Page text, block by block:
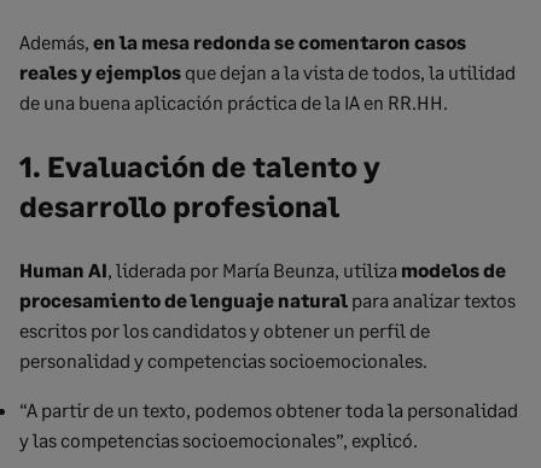
Además, en la mesa redonda se comentaron casos
reales y ejemplos que dejan a la vista de todos, la utilidad
de una buena aplicación práctica de la IA en RR.HH.
1. Evaluación de talento y
desarrollo profesional
Human AI , liderada por María Beunza, utiliza modelos de
procesamiento de lenguaje natural para analizar textos
escritos por los candidatos y obtener un perfil de
personalidad y competencias socioemocionales.
“A partir de un texto, podemos obtener toda la personalidad
y las competencias socioemocionales”, explicó.